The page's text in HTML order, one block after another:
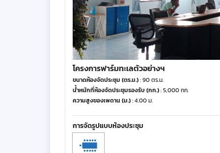
โครงการฟาร์มทะเลตัวอย่างฯ
ขนาดห้องจัดประชุม (ตร.ม.): 90 ตร.ม.
น้ำหนักที่ห้องจัดประชุมรองรับ (กก.): 5,000 กก.
ความสูงของเพดาน (ม.): 4.00 ม.
การจัดรูปแบบห้องประชุม